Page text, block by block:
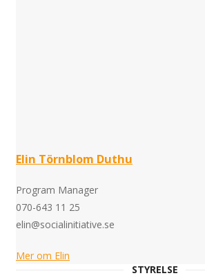
Elin Törnblom Duthu
Program Manager
070-643 11 25
elin@socialinitiative.se
Mer om Elin
STYRELSE